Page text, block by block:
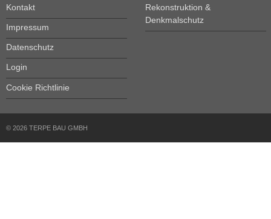
Kontakt
Impressum
Datenschutz
Login
Cookie Richtlinie
Rekonstruktion &
Denkmalschutz
© 2026 TERPE BAU GMBH